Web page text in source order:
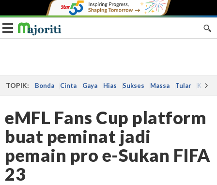
Toggle navigation
TOPIK: Bonda Cinta Gaya Hias Sukses Massa Tular Kes
eMFL Fans Cup platform
buat peminat jadi
pemain pro e-Sukan FIFA
23